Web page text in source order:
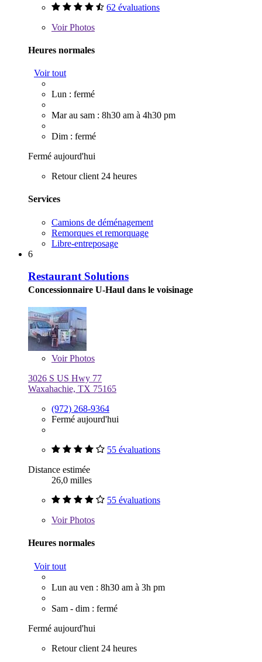
62 évaluations
VoirPhotos
Heures normales
Voir tout
Lun : fermé
Mar au sam : 8h30 am à 4h30 pm
Dim : fermé
Fermé aujourd'hui
Retour client 24 heures
Services
Camions de déménagement
Remorques et remorquage
Libre-entreposage
6
Restaurant Solutions
Concessionnaire U-Haul dans le voisinage
VoirPhotos
3026 S US Hwy 77
Waxahachie, TX 75165
(972) 268-9364
Fermé aujourd'hui
55 évaluations
Distance estimée
26,0 milles
55 évaluations
VoirPhotos
Heures normales
Voir tout
Lun au ven : 8h30 am à 3h pm
Sam - dim : fermé
Fermé aujourd'hui
Retour client 24 heures